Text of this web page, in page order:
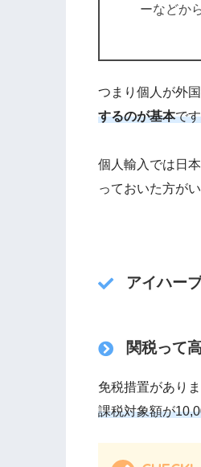
ーなどか
つまり個人が外
するのが基本で
個人輸入では日
っておいた方がい
アイハー
関税って
免税措置がありま
課税対象額が